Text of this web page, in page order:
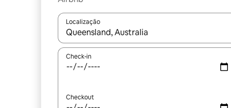
Localização
Quando os resultados estiverem disponíveis,
Check-in
Checkout